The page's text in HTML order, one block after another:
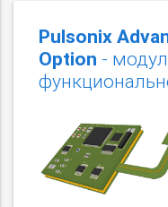
Pulsonix
Option -